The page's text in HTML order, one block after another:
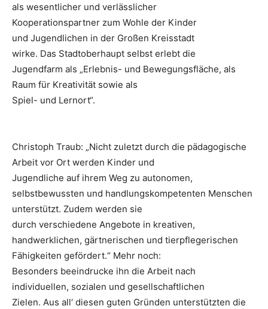
als wesentlicher und verlässlicher
Kooperationspartner zum Wohle der Kinder
und Jugendlichen in der Großen Kreisstadt
wirke. Das Stadtoberhaupt selbst erlebt die
Jugendfarm als „Erlebnis- und Bewegungsfläche, als
Raum für Kreativität sowie als
Spiel- und Lernort“.
Christoph Traub: „Nicht zuletzt durch die pädagogische
Arbeit vor Ort werden Kinder und
Jugendliche auf ihrem Weg zu autonomen,
selbstbewussten und handlungskompetenten Menschen
unterstützt. Zudem werden sie
durch verschiedene Angebote in kreativen,
handwerklichen, gärtnerischen und tierpflegerischen
Fähigkeiten gefördert.“ Mehr noch:
Besonders beeindrucke ihn die Arbeit nach
individuellen, sozialen und gesellschaftlichen
Zielen. Aus all‘ diesen guten Gründen unterstützten die